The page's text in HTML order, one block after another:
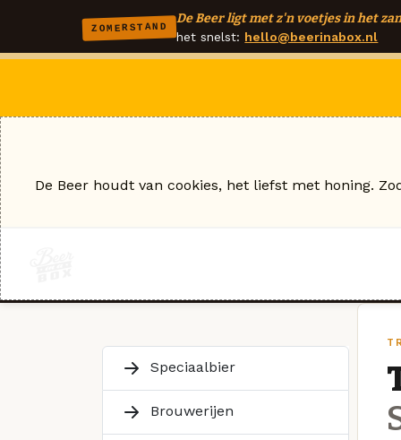
ZOMERSTAND
De Beer ligt met z'n voetjes in het
het snelst: hello@beerinabox.nl
Speciaalbier
Brouwerijen
De Beer houdt van cookies, het liefst met honing.